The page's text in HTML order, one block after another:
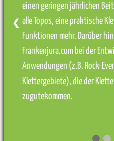
einen geringen jährlichen
alle Topos, eine praktische
Funktionen mehr. Darüber
Frankenjura.com bei der
Anwendungen (z.B. Rock-
Klettergebiete), die der
zugutekommen.
❮